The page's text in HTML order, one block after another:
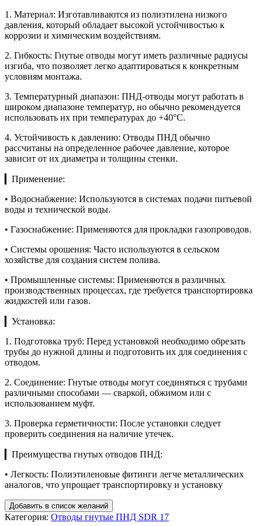
1. Материал: Изготавливаются из полиэтилена низкого
давления, который обладает высокой устойчивостью к
коррозии и химическим воздействиям.
2. Гибкость: Гнутые отводы могут иметь различные радиусы
изгиба, что позволяет легко адаптироваться к конкретным
условиям монтажа.
3. Температурный диапазон: ПНД-отводы могут работать в
широком диапазоне температур, но обычно рекомендуется
использовать их при температурах до +40°C.
4. Устойчивость к давлению: Отводы ПНД обычно
рассчитаны на определенное рабочее давление, которое
зависит от их диаметра и толщины стенки.
▎Применение:
• Водоснабжение: Используются в системах подачи питьевой
воды и технической воды.
• Газоснабжение: Применяются для прокладки газопроводов.
• Системы орошения: Часто используются в сельском
хозяйстве для создания систем полива.
• Промышленные системы: Применяются в различных
производственных процессах, где требуется транспортировка
жидкостей или газов.
▎Установка:
1. Подготовка труб: Перед установкой необходимо обрезать
трубы до нужной длины и подготовить их для соединения с
отводом.
2. Соединение: Гнутые отводы могут соединяться с трубами
различными способами — сваркой, обжимом или с
использованием муфт.
3. Проверка герметичности: После установки следует
проверить соединения на наличие утечек.
▎Преимущества гнутых отводов ПНД:
• Легкость: Полиэтиленовые фитинги легче металлических
аналогов, что упрощает транспортировку и установку
Добавить в список желаний
Категория: Отводы гнутые ПНД SDR 17